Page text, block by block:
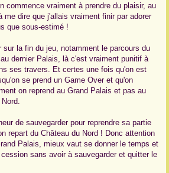
commence vraiment à prendre du plaisir, au
me dire que j'allais vraiment finir par adorer
que sous-estimé !
sur la fin du jeu, notamment le parcours du
dernier Palais, là c'est vraiment punitif à
ses travers. Et certes une fois qu'on est
se prend un Game Over et qu'on
on reprend au Grand Palais et pas au
de sauvegarder pour reprendre sa partie
repart du Château du Nord ! Donc attention
Palais, mieux vaut se donner le temps et
sans avoir à sauvegarder et quitter le